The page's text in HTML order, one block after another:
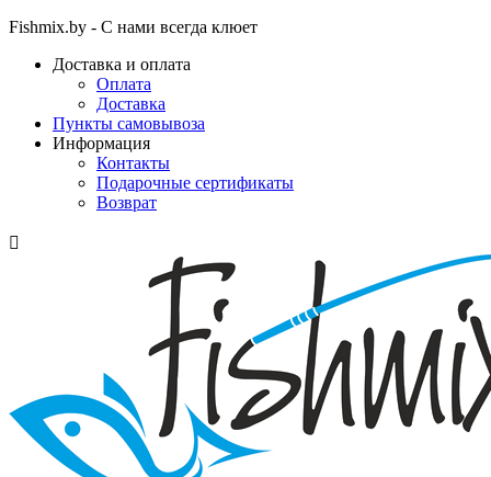
Fishmix.by - С нами всегда клюет
Доставка и оплата
Оплата
Доставка
Пункты самовывоза
Информация
Контакты
Подарочные сертификаты
Возврат
